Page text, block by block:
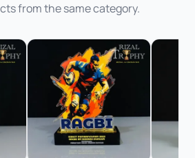
from the same category.